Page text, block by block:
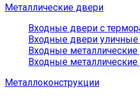
Металлические двери
Входные двери с
Входные двери уличные
Входные
Входные
Металлоконструкции